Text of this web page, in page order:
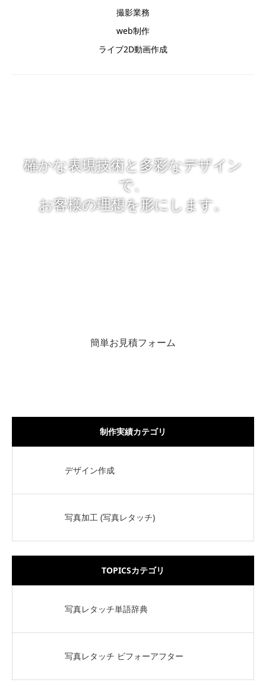
撮影業務
web制作
ライブ2D動画作成
確かな表現技術と多彩なデザイン
で、
お客様の理想を形にします。
簡単お見積フォーム
制作実績カテゴリ
デザイン作成
写真加工 (写真レタッチ)
TOPICSカテゴリ
写真レタッチ単語辞典
写真レタッチ ビフォーアフター